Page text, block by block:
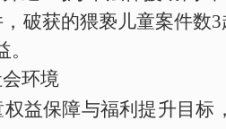
，破获的猥亵儿童案件数
。
会环境
益保障与福利提升目